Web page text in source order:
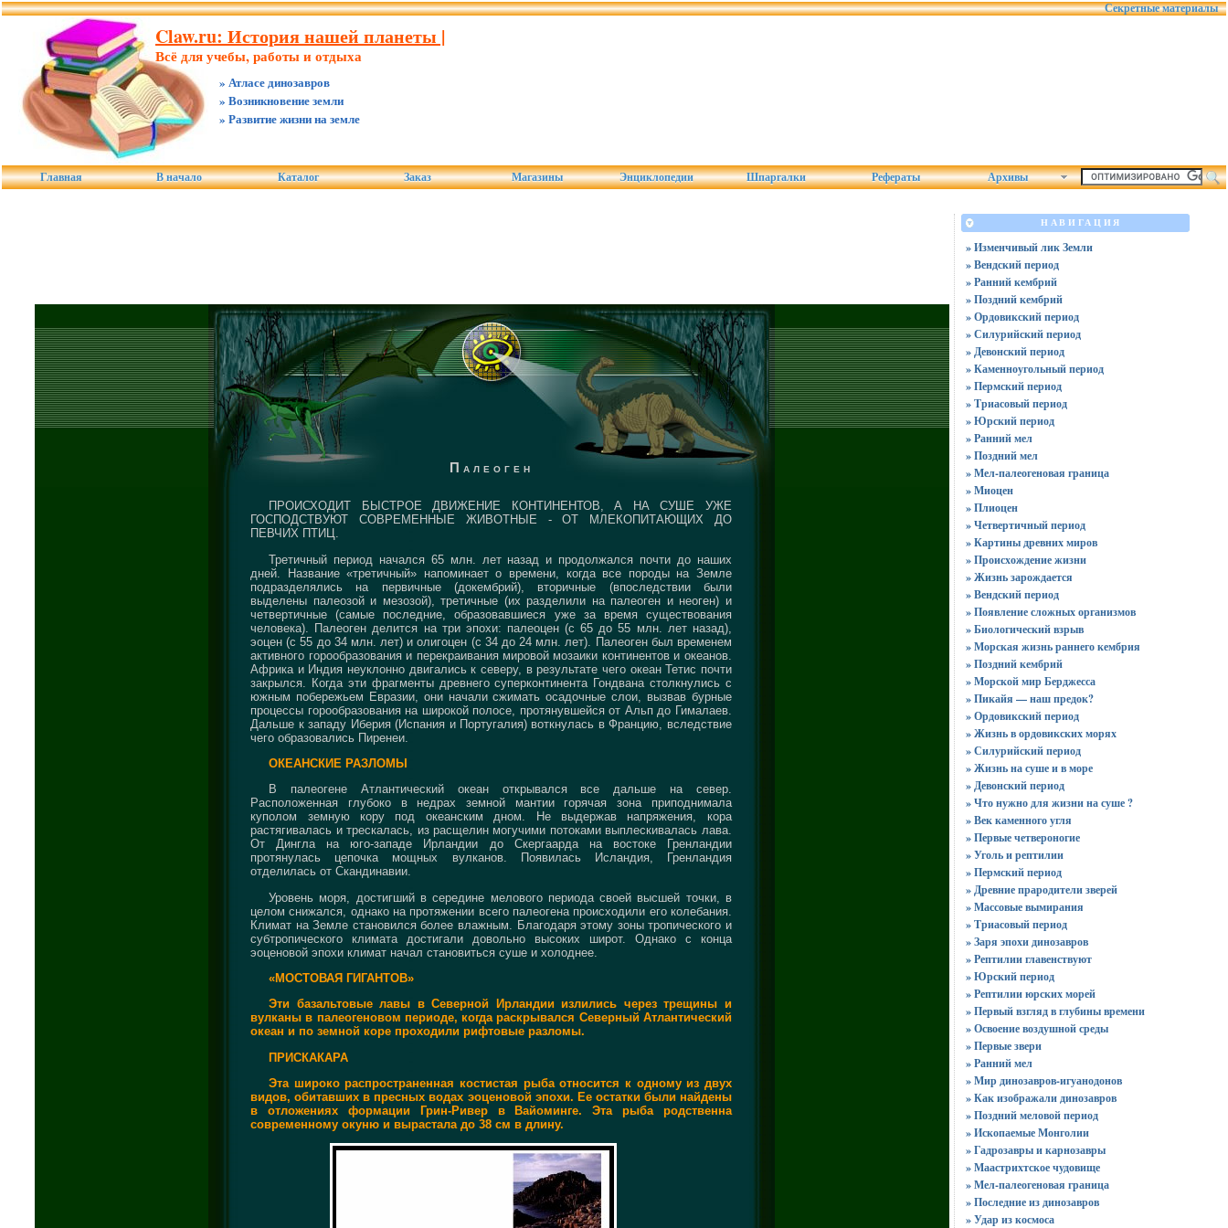
Секретные материалы
Claw.ru: История нашей планеты |
Всё для учебы, работы и отдыха
» Атласе динозавров
» Возникновение земли
» Развитие жизни на земле
Главная В начало Каталог Заказ Магазины Энциклопедии Шпаргалки Рефераты Архивы
Палеоген
ПРОИСХОДИТ БЫСТРОЕ ДВИЖЕНИЕ КОНТИНЕНТОВ, А НА СУШЕ УЖЕ
ГОСПОДСТВУЮТ СОВРЕМЕННЫЕ ЖИВОТНЫЕ - ОТ МЛЕКОПИТАЮЩИХ ДО
ПЕВЧИХ ПТИЦ.
Третичный период начался 65 млн. лет назад и продолжался почти до наших
дней. Название «третичный» напоминает о времени, когда все породы на Земле
подразделялись на первичные (докембрий), вторичные (впоследствии были
выделены палеозой и мезозой), третичные (их разделили на палеоген и неоген) и
четвертичные (самые последние, образовавшиеся уже за время существования
человека). Палеоген делится на три эпохи: палеоцен (с 65 до 55 млн. лет назад),
эоцен (с 55 до 34 млн. лет) и олигоцен (с 34 до 24 млн. лет). Палеоген был временем
активного горообразования и перекраивания мировой мозаики континентов и океанов.
Африка и Индия неуклонно двигались к северу, в результате чего океан Тетис почти
закрылся. Когда эти фрагменты древнего суперконтинента Гондвана столкнулись с
южным побережьем Евразии, они начали сжимать осадочные слои, вызвав бурные
процессы горообразования на широкой полосе, протянувшейся от Альп до Гималаев.
Дальше к западу Иберия (Испания и Португалия) воткнулась в Францию, вследствие
чего образовались Пиренеи.
ОКЕАНСКИЕ РАЗЛОМЫ
В палеогене Атлантический океан открывался все дальше на север.
Расположенная глубоко в недрах земной мантии горячая зона приподнимала
куполом земную кору под океанским дном. Не выдержав напряжения, кора
растягивалась и трескалась, из расщелин могучими потоками выплескивалась лава.
От Дингла на юго-западе Ирландии до Скергаарда на востоке Гренландии
протянулась цепочка мощных вулканов. Появилась Исландия, Гренландия
отделилась от Скандинавии.
Уровень моря, достигший в середине мелового периода своей высшей точки, в
целом снижался, однако на протяжении всего палеогена происходили его колебания.
Климат на Земле становился более влажным. Благодаря этому зоны тропического и
субтропического климата достигали довольно высоких широт. Однако с конца
эоценовой эпохи климат начал становиться суше и холоднее.
«МОСТОВАЯ ГИГАНТОВ»
Эти базальтовые лавы в Северной Ирландии излились через трещины и
вулканы в палеогеновом периоде, когда раскрывался Северный Атлантический
океан и по земной коре проходили рифтовые разломы.
ПРИСКАКАРА
Эта широко распространенная костистая рыба относится к одному из двух
видов, обитавших в пресных водах эоценовой эпохи. Ее остатки были найдены
в отложениях формации Грин-Ривер в Вайоминге. Эта рыба родственна
современному окуню и вырастала до 38 см в длину.
НАВИГАЦИЯ
» Изменчивый лик Земли
» Вендский период
» Ранний кембрий
» Поздний кембрий
» Ордовикский период
» Силурийский период
» Девонский период
» Каменноугольный период
» Пермский период
» Триасовый период
» Юрский период
» Ранний мел
» Поздний мел
» Мел-палеогеновая граница
» Миоцен
» Плиоцен
» Четвертичный период
» Картины древних миров
» Происхождение жизни
» Жизнь зарождается
» Вендский период
» Появление сложных организмов
» Биологический взрыв
» Морская жизнь раннего кембрия
» Поздний кембрий
» Морской мир Берджесса
» Пикайя — наш предок?
» Ордовикский период
» Жизнь в ордовикских морях
» Силурийский период
» Жизнь на суше и в море
» Девонский период
» Что нужно для жизни на суше ?
» Век каменного угля
» Первые четвероногие
» Уголь и рептилии
» Пермский период
» Древние прародители зверей
» Массовые вымирания
» Триасовый период
» Заря эпохи динозавров
» Рептилии главенствуют
» Юрский период
» Рептилии юрских морей
» Первый взгляд в глубины времени
» Освоение воздушной среды
» Первые звери
» Ранний мел
» Мир динозавров-игуанодонов
» Как изображали динозавров
» Поздний меловой период
» Ископаемые Монголии
» Гадрозавры и карнозавры
» Маастрихтское чудовище
» Мел-палеогеновая граница
» Последние из динозавров
» Удар из космоса